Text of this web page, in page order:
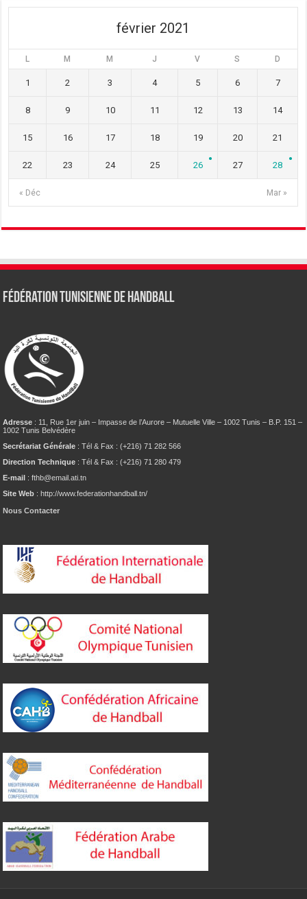
février 2021
L M M J V S D
« Déc Mar »
1 2 3 4 5 6 7
8 9 10 11 12 13 14
15 16 17 18 19 20 21
22 23 24 25 26 27 28
Fédération tunisienne de Handball
Adresse : 11, Rue 1er juin – Impasse de l’Aurore – Mutuelle Ville – 1002 Tunis – B.P. 151 –
1002 Tunis Belvédère
Secrétariat Générale : Tél & Fax : (+216) 71 282 566
Direction Technique : Tél & Fax : (+216) 71 280 479
E-mail : fthb@email.ati.tn
Site Web : http://www.federationhandball.tn/
Nous Contacter